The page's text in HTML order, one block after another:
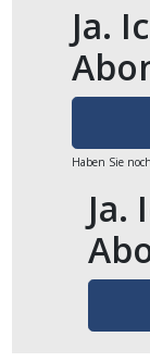
Ja.
Haben Sie
Ja.